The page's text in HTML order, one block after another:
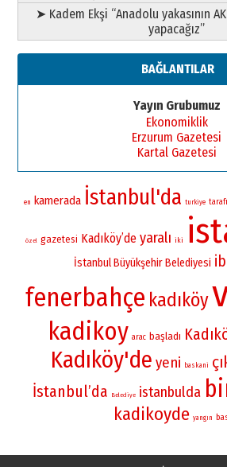
➤ Kadem Ekşi “Anadolu yakasının
yapacağız”
BAĞLANTILAR
Yayın Grubumuz
Ekonomiklik
Erzurum Gazetesi
Kartal Gazetesi
en kamerada İstanbul'da turkiye
özel gazetesi Kadıköy’de yaralı iki
İstanbul Büyükşehir Belediyesi
fenerbahçe kadıköy
kadikoy arac başladı
Kadıköy'de yeni baskani
İstanbul’da Belediye istanbulda
kadikoyde yangın